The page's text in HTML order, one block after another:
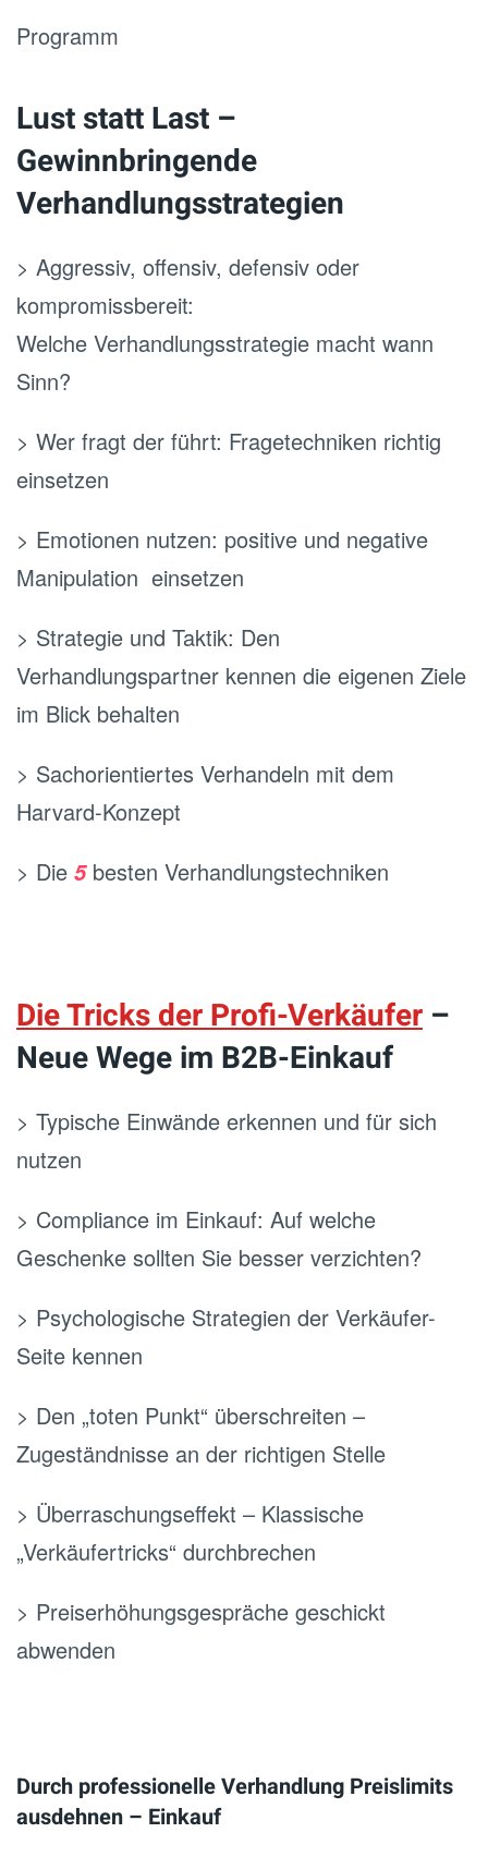
Programm
Lust statt Last –
Gewinnbringende
Verhandlungsstrategien
> Aggressiv, offensiv, defensiv oder
kompromissbereit:
Welche Verhandlungsstrategie macht wann
Sinn?
> Wer fragt der führt: Fragetechniken richtig
einsetzen
> Emotionen nutzen: positive und negative
Manipulation einsetzen
> Strategie und Taktik: Den
Verhandlungspartner kennen die eigenen Ziele
im Blick behalten
> Sachorientiertes Verhandeln mit dem
Harvard-Konzept
> Die 5besten Verhandlungstechniken
Die Tricks der Profi-Verkäufer –
Neue Wege im B2B-Einkauf
> Typische Einwände erkennen und für sich
nutzen
> Compliance im Einkauf: Auf welche
Geschenke sollten Sie besser verzichten?
> Psychologische Strategien der Verkäufer-
Seite kennen
> Den „toten Punkt“ überschreiten –
Zugeständnisse an der richtigen Stelle
> Überraschungseffekt – Klassische
„Verkäufertricks“ durchbrechen
> Preiserhöhungsgespräche geschickt
abwenden
Durch professionelle Verhandlung Preislimits
ausdehnen – Einkauf